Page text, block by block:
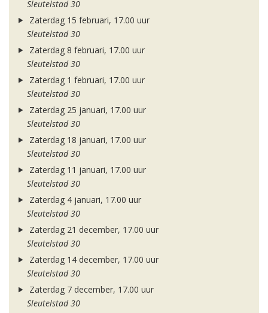
Sleutelstad 30
Zaterdag 15 februari, 17.00 uur
Sleutelstad 30
Zaterdag 8 februari, 17.00 uur
Sleutelstad 30
Zaterdag 1 februari, 17.00 uur
Sleutelstad 30
Zaterdag 25 januari, 17.00 uur
Sleutelstad 30
Zaterdag 18 januari, 17.00 uur
Sleutelstad 30
Zaterdag 11 januari, 17.00 uur
Sleutelstad 30
Zaterdag 4 januari, 17.00 uur
Sleutelstad 30
Zaterdag 21 december, 17.00 uur
Sleutelstad 30
Zaterdag 14 december, 17.00 uur
Sleutelstad 30
Zaterdag 7 december, 17.00 uur
Sleutelstad 30